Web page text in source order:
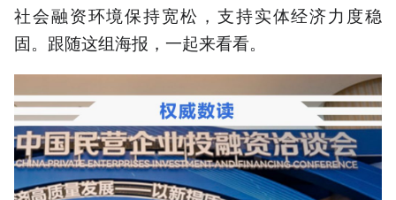
社会融资环境保持宽松，支持实体经济力度稳
固。跟随这组海报，一起来看看。